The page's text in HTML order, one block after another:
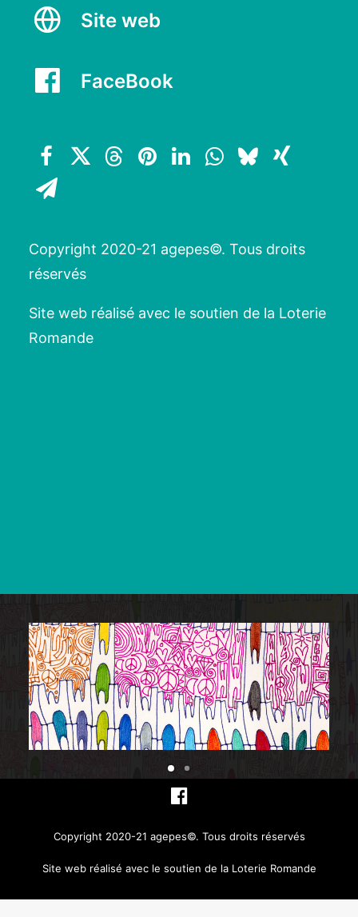
Site web
FaceBook
Copyright 2020-21 agepes©. Tous droits
réservés
Site web réalisé avec le soutien de la Loterie
Romande
Copyright 2020-21 agepes©. Tous droits réservés
Site web réalisé avec le soutien de la Loterie Romande